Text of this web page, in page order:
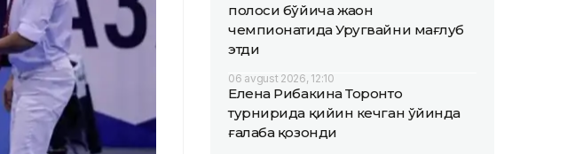
полоси бўйича жаҳон
чемпионатида Уругвайни мағлуб
этди
06 avgust 2026, 12:10
Елена Рибакина Торонто
турнирида қийин кечган ўйинда
ғалаба қозонди